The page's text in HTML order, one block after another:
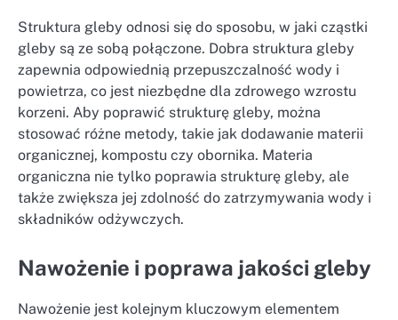
Struktura gleby odnosi się do sposobu, w jaki cząstki
gleby są ze sobą połączone. Dobra struktura gleby
zapewnia odpowiednią przepuszczalność wody i
powietrza, co jest niezbędne dla zdrowego wzrostu
korzeni. Aby poprawić strukturę gleby, można
stosować różne metody, takie jak dodawanie materii
organicznej, kompostu czy obornika. Materia
organiczna nie tylko poprawia strukturę gleby, ale
także zwiększa jej zdolność do zatrzymywania wody i
składników odżywczych.
Nawożenie i poprawa jakości gleby
Nawożenie jest kolejnym kluczowym elementem